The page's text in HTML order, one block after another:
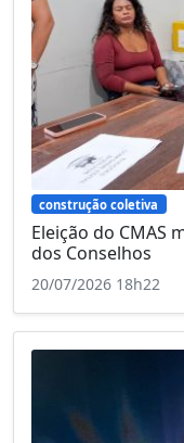
construção coletiva
Eleição do CMAS
dos Conselhos
20/07/2026 18h22